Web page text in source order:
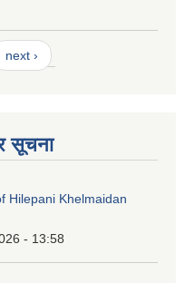
next ›
सूचना
Hilepani Khelmaidan
- 13:58